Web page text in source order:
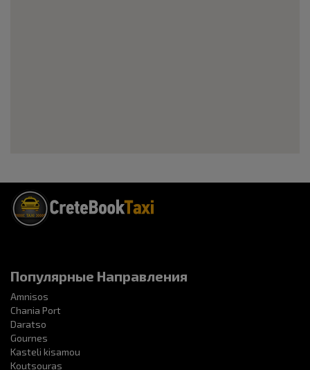
Популярные Направления
Amnisos
Chania Port
Daratso
Gournes
Kasteli kisamou
Koutsouras